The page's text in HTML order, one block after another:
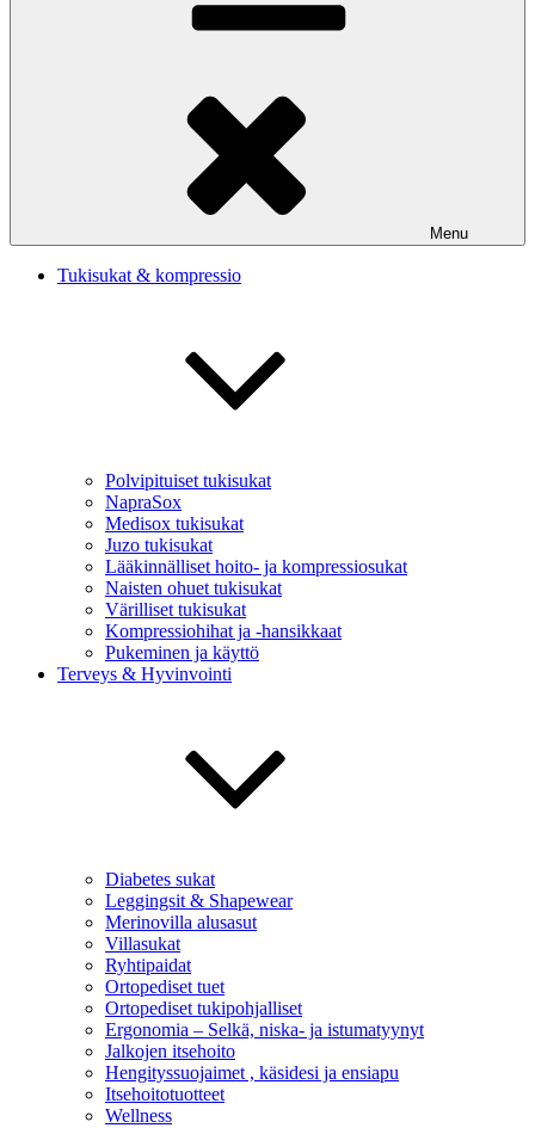
Menu
Tukisukat & kompressio
Polvipituiset tukisukat
NapraSox
Medisox tukisukat
Juzo tukisukat
Lääkinnälliset hoito- ja kompressiosukat
Naisten ohuet tukisukat
Värilliset tukisukat
Kompressiohihat ja -hansikkaat
Pukeminen ja käyttö
Terveys & Hyvinvointi
Diabetes sukat
Leggingsit & Shapewear
Merinovilla alusasut
Villasukat
Ryhtipaidat
Ortopediset tuet
Ortopediset tukipohjalliset
Ergonomia – Selkä, niska- ja istumatyynyt
Jalkojen itsehoito
Hengityssuojaimet , käsidesi ja ensiapu
Itsehoitotuotteet
Wellness